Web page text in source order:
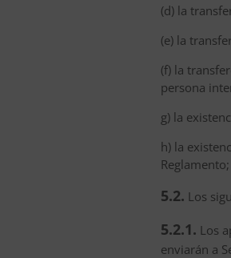
(d) la
(e) la
(f) la
persona
g) la
h) la
Reglamento;
5.2. Los
5.2.1. Los
enviarán a